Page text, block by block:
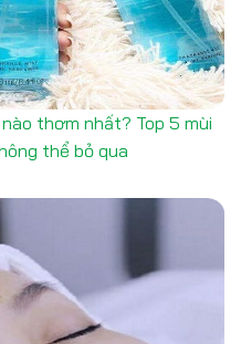
thơm nhất? Top 5 mùi
thể bỏ qua